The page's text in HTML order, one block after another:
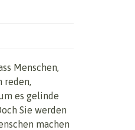
Menschen,
reden,
es gelinde
Sie werden
machen